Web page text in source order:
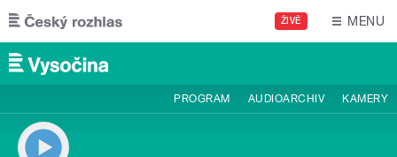
Přejít k hlavnímu obsahu
ŽIVĚ MENU
PROGRAM AUDIOARCHIV KAMERY